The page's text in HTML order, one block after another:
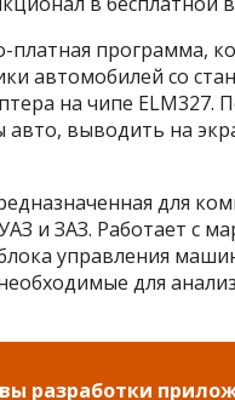
платная программа,
автомобилей со
на чипе ELM327.
выводить на
для
и ЗАЗ. Работает с
управления
для
разработки